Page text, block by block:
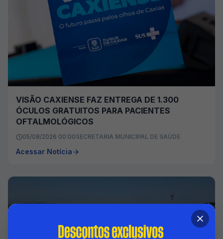
VISÃO CAXIENSE FAZ ENTREGA DE 1.300
ÓCULOS GRATUITOS PARA PACIENTES
OFTALMOLÓGICOS
05/08/2026 00:00SECRETARIA MUNICIPAL DE SAÚDE
Acessar Notícia